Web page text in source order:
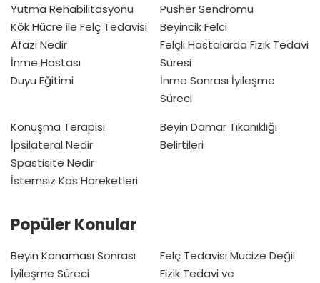
Yutma Rehabilitasyonu
Kök Hücre ile Felç Tedavisi
Afazi Nedir
İnme Hastası
Duyu Eğitimi
Pusher Sendromu
Beyincik Felci
Felçli Hastalarda Fizik Tedavi
Süresi
İnme Sonrası İyileşme
Süreci
Konuşma Terapisi
İpsilateral Nedir
Spastisite Nedir
İstemsiz Kas Hareketleri
Beyin Damar Tıkanıklığı
Belirtileri
Popüler Konular
Beyin Kanaması Sonrası
İyileşme Süreci
Felç Tedavisi Mucize Değil
Fizik Tedavi ve